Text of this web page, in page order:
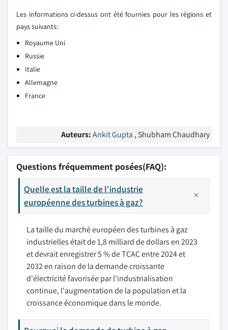
Les informations ci-dessus ont été fournies pour les régions et
pays suivants:
Royaume Uni
Russie
Italie
Allemagne
France
Auteurs:Ankit Gupta , Shubham Chaudhary
Questions fréquemment posées(FAQ):
Quelle est la taille de l'industrie
européenne des turbines à gaz?
La taille du marché européen des turbines à gaz
industrielles était de 1,8 milliard de dollars en 2023
et devrait enregistrer 5 % de TCAC entre 2024 et
2032 en raison de la demande croissante
d'électricité favorisée par l'industrialisation
continue, l'augmentation de la population et la
croissance économique dans le monde.